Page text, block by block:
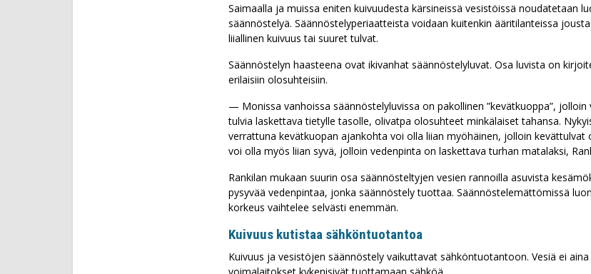
vesivoimalaitostensa yhteyteen.
Saimaalla ja muissa eniten kuivuudesta kärsineissä vesistöissä noudatetaan
säännöstelyä. Säännöstelyperiaatteista voidaan kuitenkin ääritilanteissa
liiallinen kuivuus tai suuret tulvat.
Säännöstelyn haasteena ovat ikivanhat säännöstelyluvat. Osa luvista on
erilaisiin olosuhteisiin.
— Monissa vanhoissa säännöstelyluvissa on pakollinen ”kevätkuoppa”, jolloin
tulvia laskettava tietylle tasolle, olivatpa olosuhteet minkälaiset tahansa.
verrattuna kevätkuopan ajankohta voi olla liian myöhäinen, jolloin kevättulvat
voi olla myös liian syvä, jolloin vedenpinta on laskettava turhan matalaksi,
Rankilan mukaan suurin osa säännösteltyjen vesien rannoilla asuvista
pysyvää vedenpintaa, jonka säännöstely tuottaa. Säännöstelemättömissä
korkeus vaihtelee selvästi enemmän.
Kuivuus kutistaa sähköntuotantoa
Kuivuus ja vesistöjen säännöstely vaikuttavat sähköntuotantoon. Vesiä ei
voimalaitokset kykenisivät tuottamaan sähköä.